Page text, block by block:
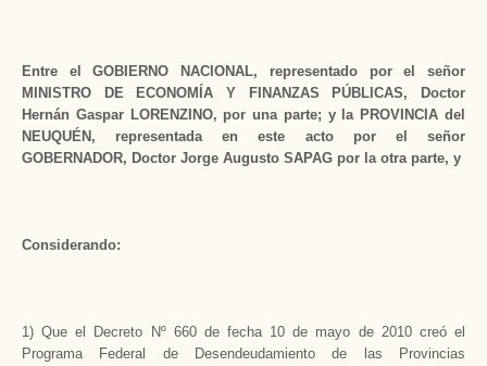
Entre el GOBIERNO NACIONAL, representado por el señor
MINISTRO DE ECONOMÍA Y FINANZAS PÚBLICAS, Doctor
Hernán Gaspar LORENZINO, por una parte; y la PROVINCIA del
NEUQUÉN, representada en este acto por el señor
GOBERNADOR, Doctor Jorge Augusto SAPAG por la otra parte, y
Considerando:
1) Que el Decreto Nº 660 de fecha 10 de mayo de 2010 creó el
Programa Federal de Desendeudamiento de las Provincias